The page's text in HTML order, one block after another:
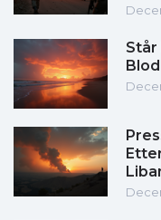
Står